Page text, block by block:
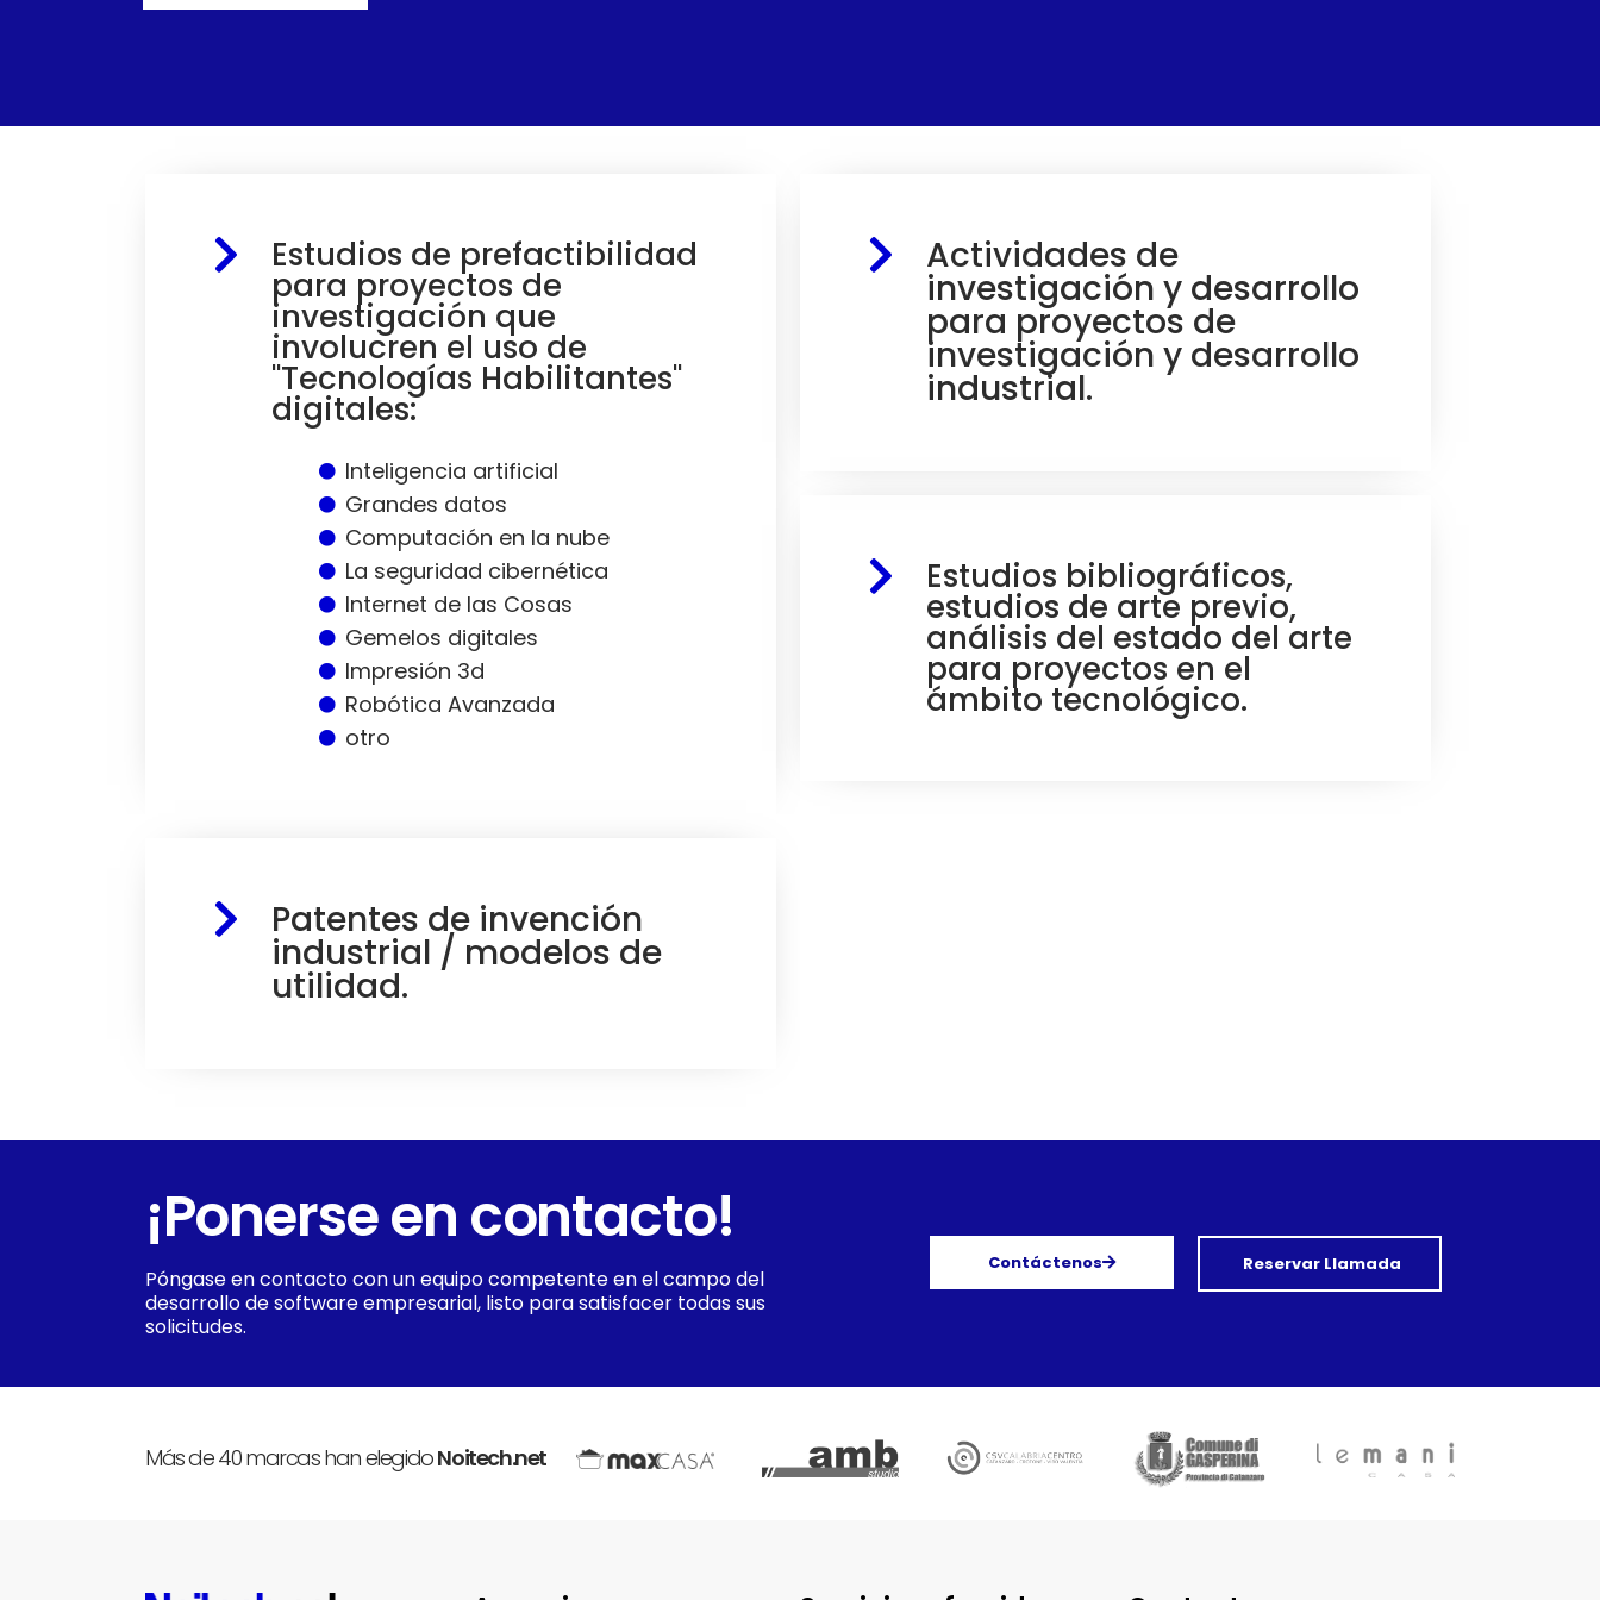
Estudios de prefactibilidad
para proyectos de
investigación que
involucren el uso de
"Tecnologías Habilitantes"
digitales:
Inteligencia artificial
Grandes datos
Computación en la nube
La seguridad cibernética
Internet de las Cosas
Gemelos digitales
Impresión 3d
Robótica Avanzada
otro
Actividades de
investigación y desarrollo
para proyectos de
investigación y desarrollo
industrial.
Estudios bibliográficos,
estudios de arte previo,
análisis del estado del arte
para proyectos en el
ámbito tecnológico.
Patentes de invención
industrial / modelos de
utilidad.
¡Ponerse en contacto!
Póngase en contacto con un equipo competente en el campo del
desarrollo de software empresarial, listo para satisfacer todas sus
solicitudes.
Contáctenos Reservar Llamada
Más de 40 marcas han elegidoNoitech.net